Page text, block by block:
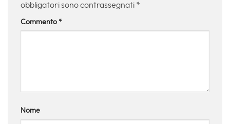
obbligatori sono contrassegnati *
Commento *
Nome